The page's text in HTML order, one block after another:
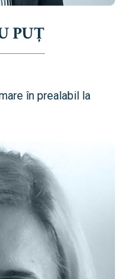
PUȚ
în prealabil la